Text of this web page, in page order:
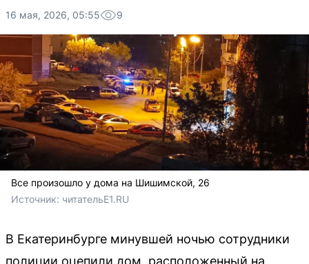
16 мая, 2026, 05:55 9
Все произошло у дома на Шишимской, 26
Источник: читательE1.RU
В Екатеринбурге минувшей ночью сотрудники